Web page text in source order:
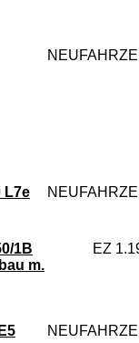
L7e
1B
m.
EZ